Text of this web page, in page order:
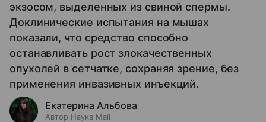
экзосом, выделенных из свиной спермы.
Доклинические испытания на мышах
показали, что средство способно
останавливать рост злокачественных
опухолей в сетчатке, сохраняя зрение, без
применения инвазивных инъекций.
Екатерина Альбова
Автор Наука Mail